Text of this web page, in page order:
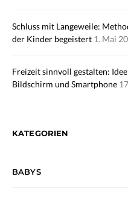
Schluss mit Langeweile:
der Kinder begeistert 1. Mai
Freizeit sinnvoll gestalten:
Bildschirm und Smartphone
KATEGORIEN
BABYS